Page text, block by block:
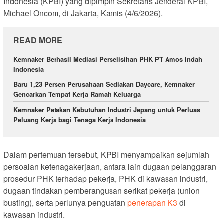
Michael Oncom, di Jakarta, Kamis (4/6/2026).
READ MORE
Kemnaker Berhasil Mediasi Perselisihan PHK PT Amos Indah
Indonesia
Baru 1,23 Persen Perusahaan Sediakan Daycare, Kemnaker
Gencarkan Tempat Kerja Ramah Keluarga
Kemnaker Petakan Kebutuhan Industri Jepang untuk Perluas
Peluang Kerja bagi Tenaga Kerja Indonesia
Dalam pertemuan tersebut, KPBI menyampaikan sejumlah
persoalan ketenagakerjaan, antara lain dugaan pelanggaran
prosedur PHK terhadap pekerja, PHK di kawasan industri,
dugaan tindakan pemberangusan serikat pekerja (union
busting), serta perlunya penguatan penerapan K3 di
kawasan industri.